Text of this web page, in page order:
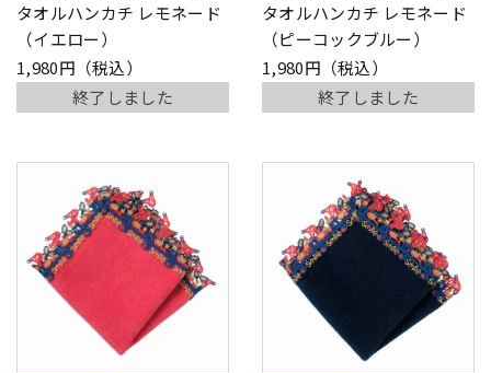
タオルハンカチ レモネード
（イエロー）
1,980円（税込）
終了しました
タオルハンカチ レモネード
（ピーコックブルー）
1,980円（税込）
終了しました